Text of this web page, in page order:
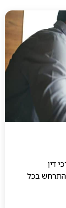
דין
בכל